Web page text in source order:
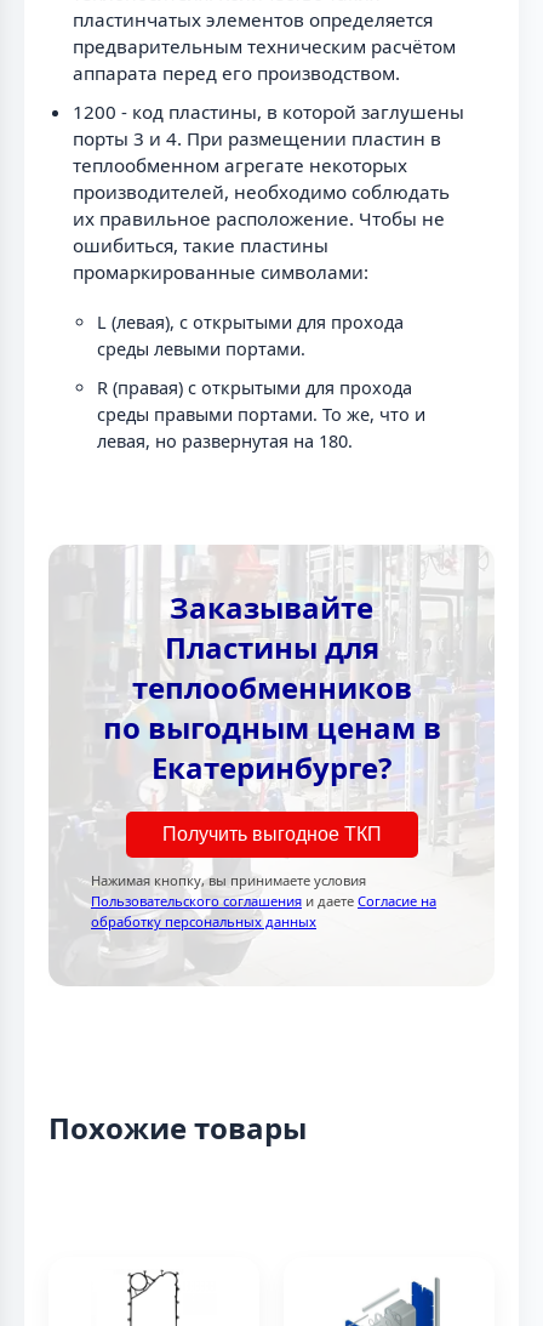
пластинчатых элементов определяется
предварительным техническим расчётом
аппарата перед его производством.
1200 - код пластины, в которой заглушены
порты 3 и 4. При размещении пластин в
теплообменном агрегате некоторых
производителей, необходимо соблюдать
их правильное расположение. Чтобы не
ошибиться, такие пластины
промаркированные символами:
L (левая), с открытыми для прохода
среды левыми портами.
R (правая) с открытыми для прохода
среды правыми портами. То же, что и
левая, но развернутая на 180.
Заказывайте
Пластины для
теплообменников
по выгодным ценам в
Екатеринбурге?
Получить выгодное ТКП
Нажимая кнопку, вы принимаете условия
Пользовательского соглашения и даете Согласие на
обработку персональных данных
Похожие товары